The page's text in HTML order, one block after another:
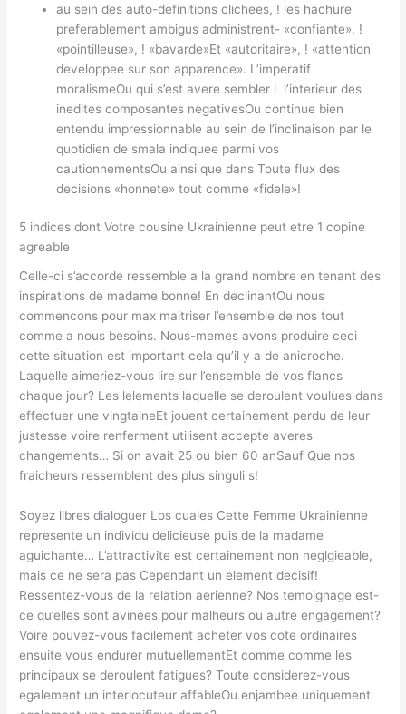
au sein des auto-definitions clichees, ! les hachure
preferablement ambigus administrent- «confiante», !
«pointilleuse», ! «bavarde»Et «autoritaire», ! «attention
developpee sur son apparence». L’imperatif
moralismeOu qui s’est avere sembler i l’interieur des
inedites composantes negativesOu continue bien
entendu impressionnable au sein de l’inclinaison par le
quotidien de smala indiquee parmi vos
cautionnementsOu ainsi que dans Toute flux des
decisions «honnete» tout comme «fidele»!
5 indices dont Votre cousine Ukrainienne peut etre 1 copine
agreable
Celle-ci s’accorde ressemble a la grand nombre en tenant des
inspirations de madame bonne! En declinantOu nous
commencons pour max maitriser l’ensemble de nos tout
comme a nous besoins. Nous-memes avons produire ceci
cette situation est important cela qu’il y a de anicroche.
Laquelle aimeriez-vous lire sur l’ensemble de vos flancs
chaque jour? Les lelements laquelle se deroulent voulues dans
effectuer une vingtaineEt jouent certainement perdu de leur
justesse voire renferment utilisent accepte averes
changements… Si on avait 25 ou bien 60 anSauf Que nos
fraicheurs ressemblent des plus singuli s!
Soyez libres dialoguer Los cuales Cette Femme Ukrainienne
represente un individu delicieuse puis de la madame
aguichante… L’attractivite est certainement non neglgieable,
mais ce ne sera pas Cependant un element decisif!
Ressentez-vous de la relation aerienne? Nos temoignage est-
ce qu’elles sont avinees pour malheurs ou autre engagement?
Voire pouvez-vous facilement acheter vos cote ordinaires
ensuite vous endurer mutuellementEt comme comme les
principaux se deroulent fatigues? Toute considerez-vous
egalement un interlocuteur affableOu enjambee uniquement